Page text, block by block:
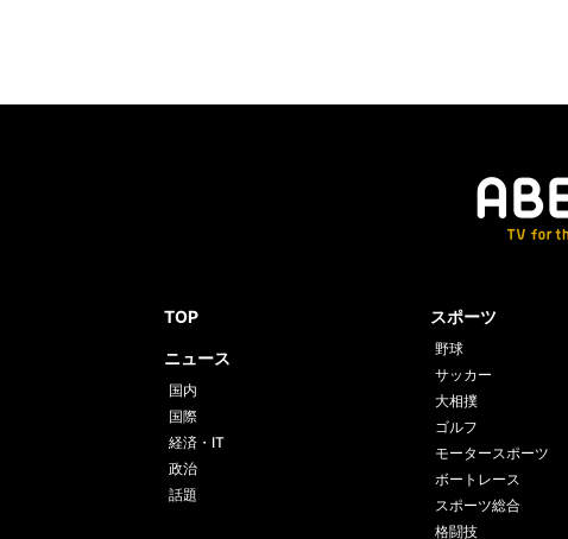
TOP
ニュース
国内
国際
経済・IT
政治
話題
スポーツ
野球
サッカー
大相撲
ゴルフ
モータースポーツ
ボートレース
スポーツ総合
格闘技